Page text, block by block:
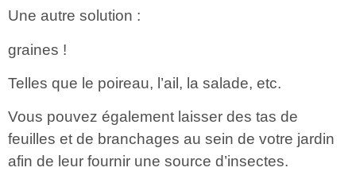
Une autre solution :
graines !
Telles que le poireau, l’ail, la salade, etc.
Vous pouvez également laisser des tas de
feuilles et de branchages au sein de votre jardin
afin de leur fournir une source d’insectes.